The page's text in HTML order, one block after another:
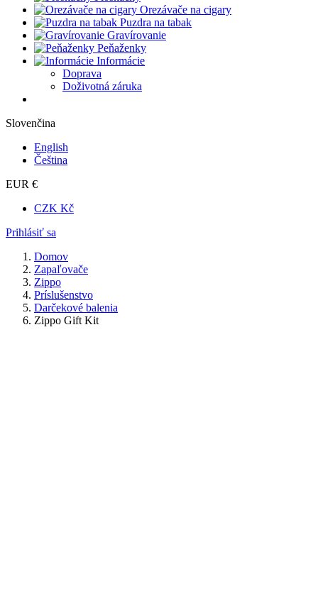
Orezávače na cigary
Puzdra na tabak
Gravírovanie
Peňaženky
Informácie
Doprava
Doživotná záruka
Slovenčina
English
Čeština
EUR €
CZK Kč
Prihlásiť sa
Domov
Zapaľovače
Zippo
Príslušenstvo
Darčekové balenia
Zippo Gift Kit